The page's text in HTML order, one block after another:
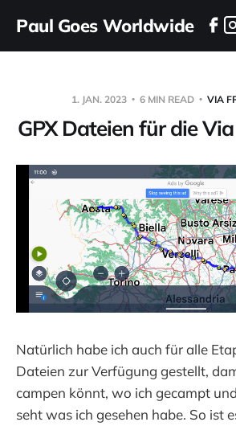
Paul Goes Worldwide
1. JAN. 2023 6 MIN READ VIA
GPX Dateien für die
Natürlich habe ich auch für alle
Dateien zur Verfügung gestellt,
campen könnt, wo ich gecampt
seht was ich gesehen habe. So ist